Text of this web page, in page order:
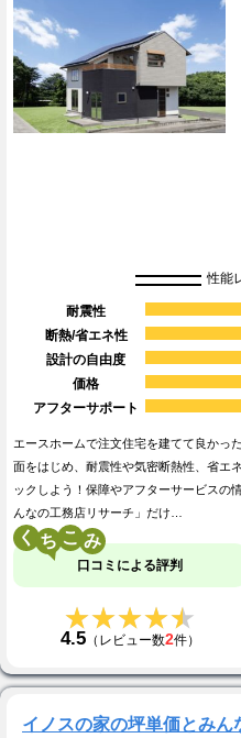
性能
耐震性
断熱/省エネ性
設計の自由度
価格
アフターサポート
エースホームで注文住宅を建てて良かっ
面をはじめ、耐震性や気密断熱性、省エ
ックしよう！保障やアフターサービスの
んなの工務店リサーチ」だけ…
く こ
口コミによる評判
★★★★★
★★★★★
4.5（レビュー数2件）
イノスの家の坪単価とみ